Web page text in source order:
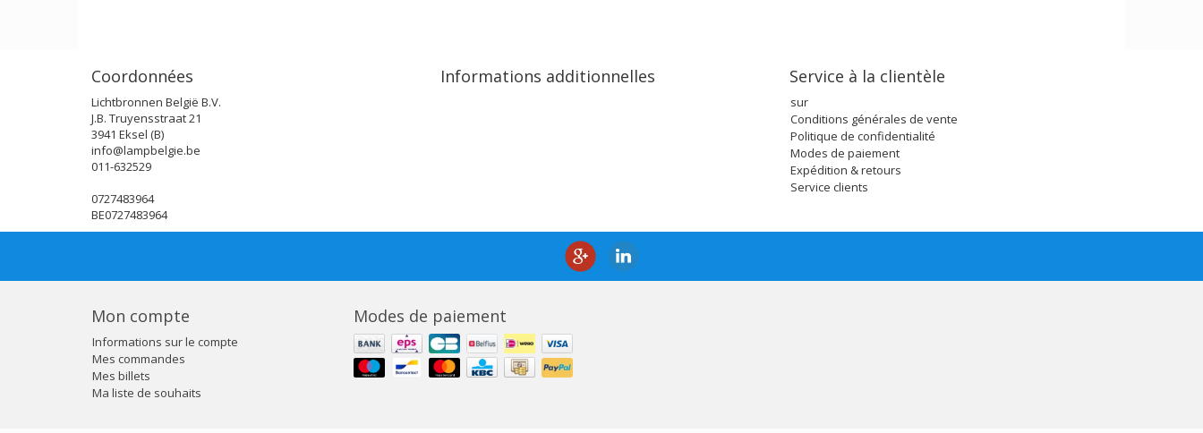
Coordonnées
Lichtbronnen België B.V.
J.B. Truyensstraat 21
3941 Eksel (B)
info@lampbelgie.be
011-632529
0727483964
BE0727483964
Informations additionnelles Service à la clientèle
sur
Conditions générales de vente
Politique de confidentialité
Modes de paiement
Expédition & retours
Service clients
Mon compte
Informations sur le compte
Mes commandes
Mes billets
Ma liste de souhaits
Modes de paiement